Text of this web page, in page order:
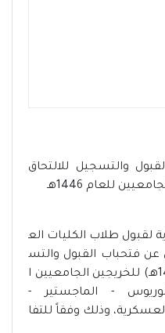
والتسجيل للالتحاق
للعام 1446هـ
لقبول طلاب الكليات الع
فتحباب القبول والتس
جيل للعام الدراسي (1446/1445هـ) للخريجين الجامعيين ا
- الماجستير -
وذلك وفقاً للتفا